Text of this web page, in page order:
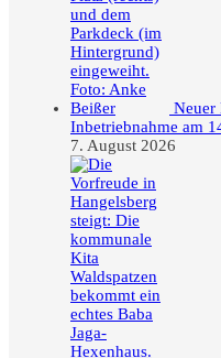
Neuer
Inbetriebnahme am
7. August 2026